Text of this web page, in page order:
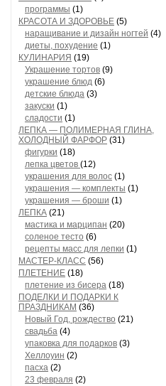
программы (1)
КРАСОТА И ЗДОРОВЬЕ (5)
наращивание и дизайн ногтей (4)
диеты, похудение (1)
КУЛИНАРИЯ (19)
Украшение тортов (9)
украшение блюд (6)
детские блюда (3)
закуски (1)
сладости (1)
ЛЕПКА — ПОЛИМЕРНАЯ ГЛИНА,
ХОЛОДНЫЙ ФАРФОР (31)
фигурки (18)
лепка цветов (12)
украшения для волос (1)
украшения — комплекты (1)
украшения — броши (1)
ЛЕПКА (21)
мастика и марципан (20)
соленое тесто (6)
рецепты масс для лепки (1)
МАСТЕР-КЛАСС (56)
ПЛЕТЕНИЕ (18)
плетение из бисера (18)
ПОДЕЛКИ И ПОДАРКИ К
ПРАЗДНИКАМ (36)
Новый Год, рождество (21)
свадьба (4)
упаковка для подарков (3)
Хеллоуин (2)
пасха (2)
23 февраля (2)